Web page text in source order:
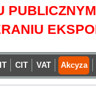
CIT VAT Akcyza